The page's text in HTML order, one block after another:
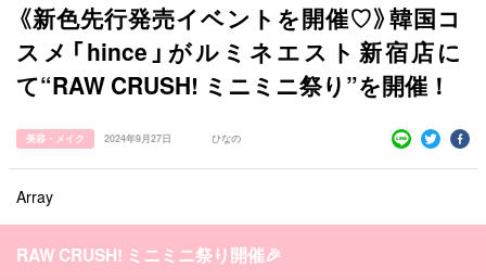
《新色先行発売イベントを開催♡》韓国コ
スメ「hince」がルミネエスト新宿店に
て“RAW CRUSH! ミニミニ祭り”を開催！
美容・メイク 2024年9月27日 ひなの
Array
RAW CRUSH! ミニミニ祭り開催🎉